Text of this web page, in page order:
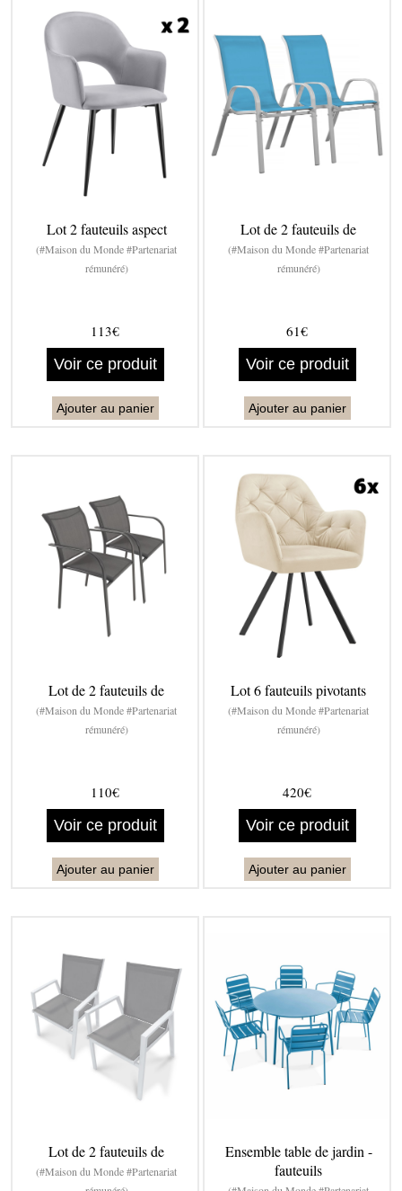
Lot 2 fauteuils aspect
(#Maison du Monde #Partenariat
rémunéré)
113€
Voir ce produit
Ajouter au panier
Lot de 2 fauteuils de
(#Maison du Monde #Partenariat
rémunéré)
61€
Voir ce produit
Ajouter au panier
Lot de 2 fauteuils de
(#Maison du Monde #Partenariat
rémunéré)
110€
Voir ce produit
Ajouter au panier
Lot 6 fauteuils pivotants
(#Maison du Monde #Partenariat
rémunéré)
420€
Voir ce produit
Ajouter au panier
Lot de 2 fauteuils de
(#Maison du Monde #Partenariat
Ensemble table de jardin -
fauteuils